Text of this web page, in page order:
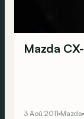
Mazda
3 Aoû 2011 Mazda